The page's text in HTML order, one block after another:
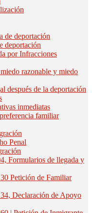
de deportación
deportación
por Infracciones
razonable y miedo
después de la deportación
inmediatas
familiar
Penal
Formularios de llegada y
Petición de Familiar
Declaración de Apoyo